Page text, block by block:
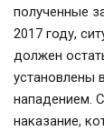
полученные
2017 году,
должен
установлены
нападением.
наказание,